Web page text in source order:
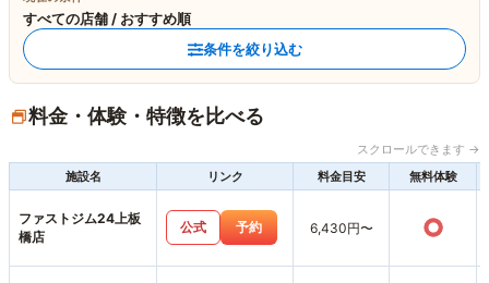
すべての店舗 / おすすめ順
条件を絞り込む
料金・体験・特徴を比べる
スクロールできます →
施設名
リンク 料金目安 無料体験
ファストジム24上板
橋店
公式 予約 6,430円〜 ○